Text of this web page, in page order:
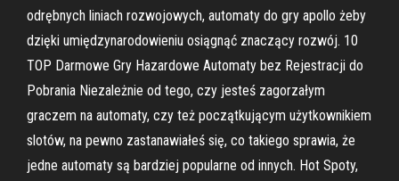
odrębnych liniach rozwojowych, automaty do gry apollo żeby
dzięki umiędzynarodowieniu osiągnąć znaczący rozwój. 10
TOP Darmowe Gry Hazardowe Automaty bez Rejestracji do
Pobrania Niezależnie od tego, czy jesteś zagorzałym
graczem na automaty, czy też początkującym użytkownikiem
slotów, na pewno zastanawiałeś się, co takiego sprawia, że
jedne automaty są bardziej popularne od innych. Hot Spoty,